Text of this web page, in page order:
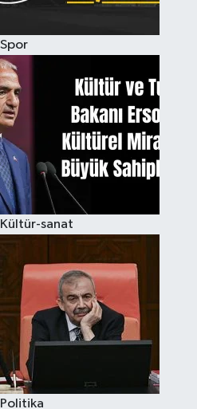
Spor
Kültür-sanat
Politika